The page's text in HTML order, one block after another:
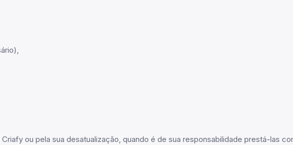
ou pela sua desatualização, quando é de sua responsabilidade prestá-las